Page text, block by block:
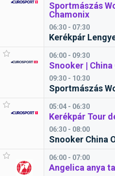
Sportmászás
Chamonix
06:30 - 07:30
Kerékpár
06:00 - 09:30
Snooker |
09:30 - 10:30
Sportmászás
05:04 - 06:30
Kerékpár Tour
06:30 - 08:00
Snooker China
06:00 - 07:00
Angelica anya